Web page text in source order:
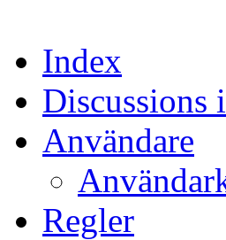
Index
Discussions
Användare
Regler